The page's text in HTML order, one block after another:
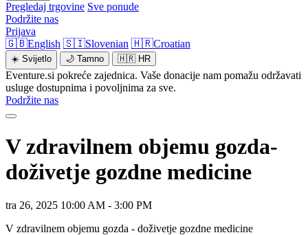
Pregledaj trgovine Sve ponude
Podržite nas
Prijava
🇬🇧English 🇸🇮Slovenian 🇭🇷Croatian
☀️ Svijetlo 🌙 Tamno 🇭🇷 HR
Eventure.si pokreće zajednica. Vaše donacije nam pomažu održavati
usluge dostupnima i povoljnima za sve.
Podržite nas
V zdravilnem objemu gozda-
doživetje gozdne medicine
tra 26, 2025 10:00 AM - 3:00 PM
V zdravilnem objemu gozda - doživetje gozdne medicine